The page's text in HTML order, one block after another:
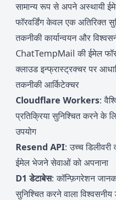
सामान्य रूप से अपने अस्थायी
फॉरवर्डिंग केवल एक अतिरिक्त
तकनीकी कार्यान्वयन और
ChatTempMail की ईमेल
क्लाउड इन्फ्रास्ट्रक्चर पर
तकनीकी आर्किटेक्चर
Cloudflare Workers:
प्रतिक्रिया सुनिश्चित करने के
उपयोग
Resend API: उच्च डिलीवरी
ईमेल भेजने सेवाओं को अपनाना
D1 डेटाबेस: कॉन्फ़िगरेशन
सुनिश्चित करने वाला